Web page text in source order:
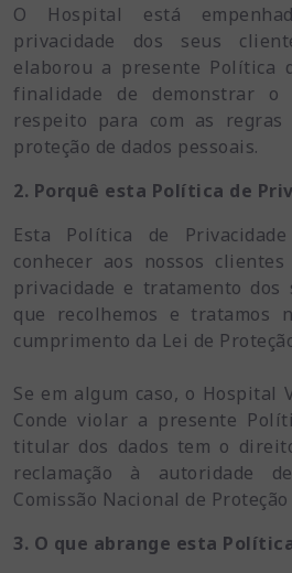
O Hospital está
privacidade dos seus
elaborou a presente Política
finalidade de demonstrar o
respeito para com as
proteção de dados pessoais.
2. Porquê esta Política de
Esta Política de
conhecer aos nossos
privacidade e tratamento dos
que recolhemos e tratamos
cumprimento da Lei de
Se em algum caso, o Hospital
Conde violar a presente
titular dos dados tem o
reclamação à autoridade
Comissão Nacional de Proteção
3. O que abrange esta